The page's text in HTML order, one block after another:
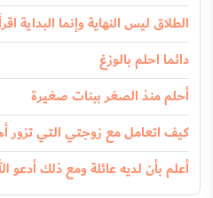
الطلاق ليس النهاية وإنما البداية
دائما احلم بالوزغ
أحلم منذ الصغر ببنات صغيرة
كيف اتعامل مع زوجتي التي تزور
أعلم بأن لديه عائلة ومع ذلك أدعو